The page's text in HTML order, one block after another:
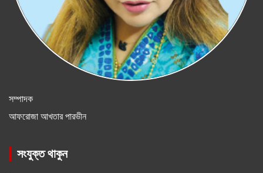
সম্পাদক
আফরোজা আখতার পারভীন
সংযুক্ত থাকুন